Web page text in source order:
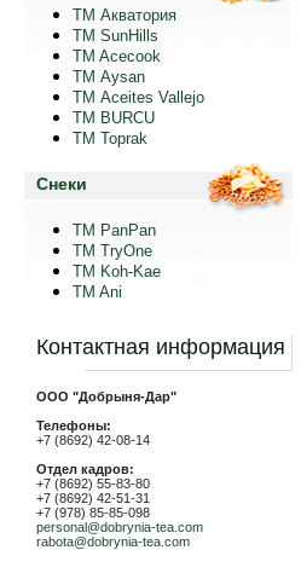
ТМ Акватория
ТМ SunHills
TM Acecook
ТМ Aysan
ТМ Aceites Vallejo
TM BURCU
TM Toprak
Снеки
TM PanPan
ТМ TryOne
ТМ Koh-Kae
TM Ani
Контактная информация
ООО "Добрыня-Дар"
Телефоны:
+7 (8692) 42-08-14
Отдел кадров:
+7 (8692) 55-83-80
+7 (8692) 42-51-31
+7 (978) 85-85-098
personal@dobrynia-tea.com
rabota@dobrynia-tea.com